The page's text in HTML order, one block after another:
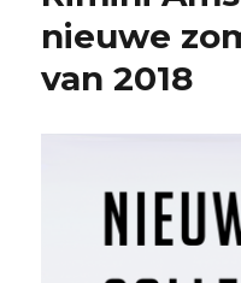
nieuwe
van 2018